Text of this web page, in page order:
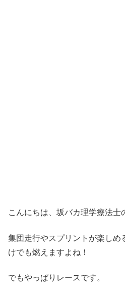
こんにちは、坂バカ理学療法士
集団走行やスプリントが楽しめ
けでも燃えますよね！
でもやっぱりレースです。